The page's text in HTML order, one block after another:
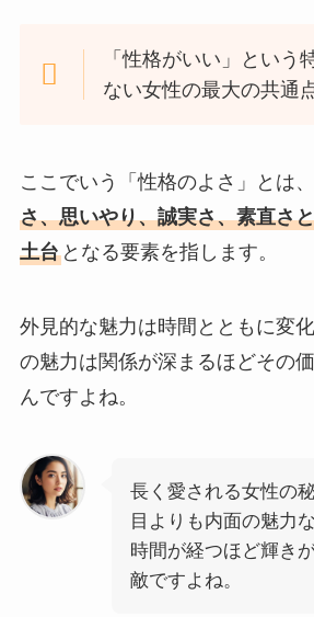
「性格がいい」という
ない女性の最大の共通
ここでいう「性格のよさ」とは
さ、思いやり、誠実さ、素直さ
土台となる要素を指します。
外見的な魅力は時間とともに変
の魅力は関係が深まるほどその
んですよね。
長く愛される女性の
目よりも内面の魅力
時間が経つほど輝き
敵ですよね。